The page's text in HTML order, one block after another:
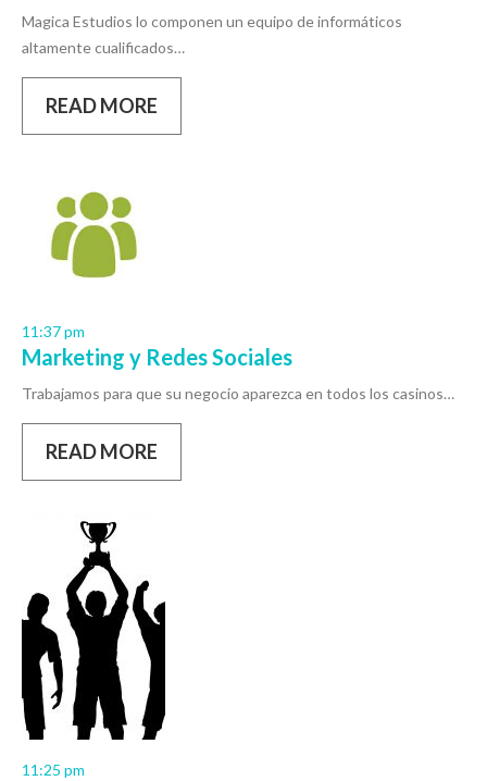
Magica Estudios lo componen un equipo de informáticos
altamente cualificados…
READ MORE
11:37 pm
Marketing y Redes Sociales
Trabajamos para que su negocio aparezca en todos los casinos…
READ MORE
11:25 pm